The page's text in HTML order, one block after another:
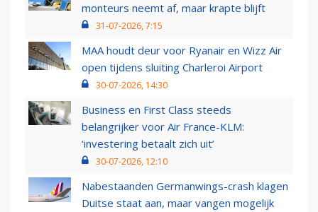
monteurs neemt af, maar krapte blijft
31-07-2026, 7:15
MAA houdt deur voor Ryanair en Wizz Air
open tijdens sluiting Charleroi Airport
30-07-2026, 14:30
Business en First Class steeds
belangrijker voor Air France-KLM:
‘investering betaalt zich uit’
30-07-2026, 12:10
Nabestaanden Germanwings-crash klagen
Duitse staat aan, maar vangen mogelijk